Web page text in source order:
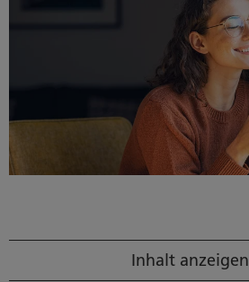
Häufige Fragen zum Immunsystem
Inhalt anzeigen